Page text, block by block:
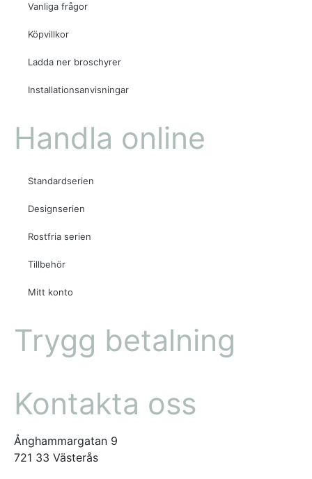
Vanliga frågor
Köpvillkor
Ladda ner broschyrer
Installationsanvisningar
Handla online
Standardserien
Designserien
Rostfria serien
Tillbehör
Mitt konto
Trygg betalning
Kontakta oss
Ånghammargatan 9
721 33 Västerås